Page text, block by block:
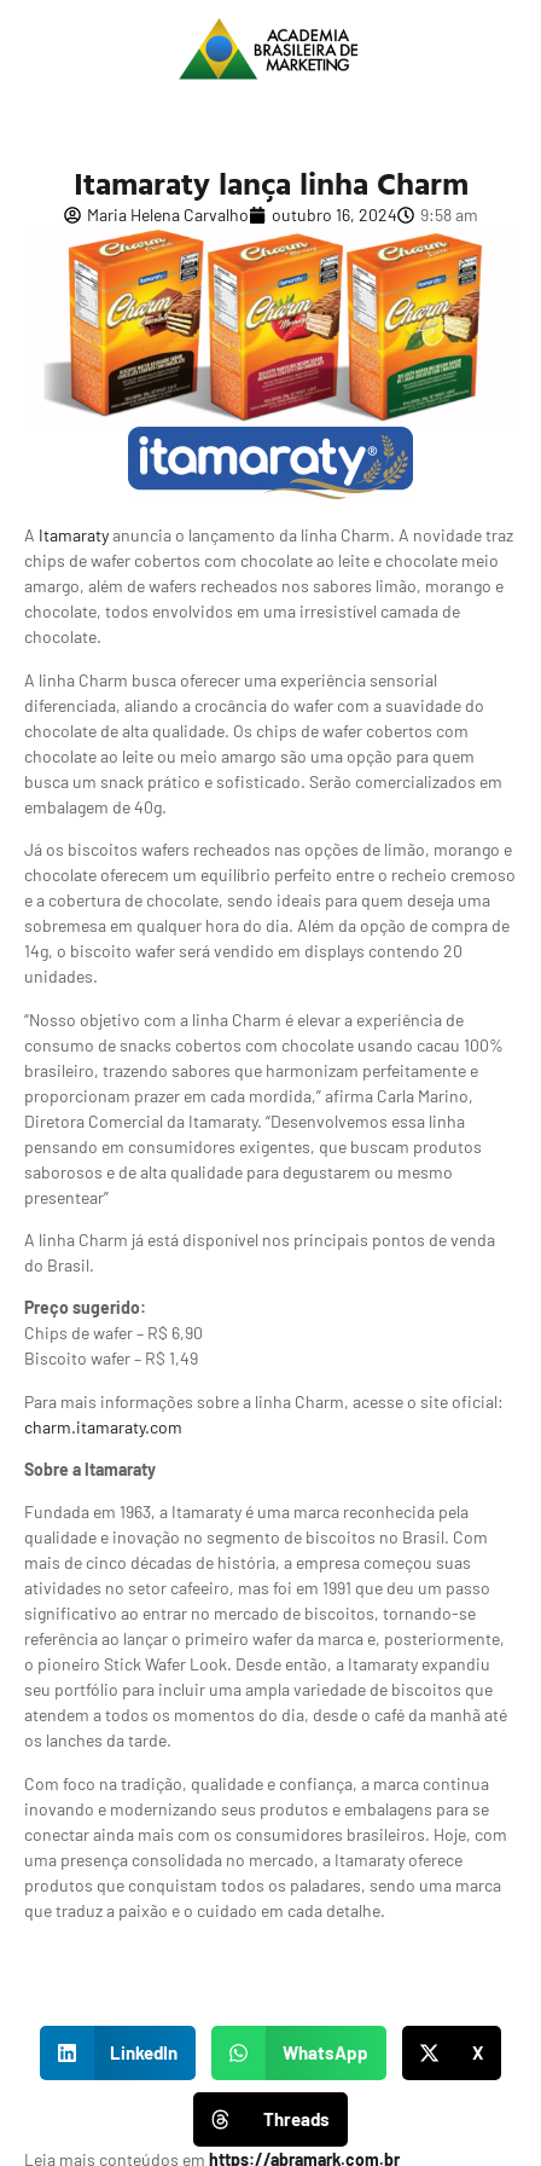
Itamaraty lança linha Charm
Maria Helena Carvalho outubro 16, 2024 9:58 am
A Itamaratyanuncia o lançamento da linha Charm. A novidade traz
chips de wafer cobertos com chocolate ao leite e chocolate meio
amargo, além de wafers recheados nos sabores limão, morango e
chocolate, todos envolvidos em uma irresistível camada de
chocolate.
A linha Charm busca oferecer uma experiência sensorial
diferenciada, aliando a crocância do wafer com a suavidade do
chocolate de alta qualidade. Os chips de wafer cobertos com
chocolate ao leite ou meio amargo são uma opção para quem
busca um snack prático e sofisticado. Serão comercializados em
embalagem de 40g.
Já os biscoitos wafers recheados nas opções de limão, morango e
chocolate oferecem um equilíbrio perfeito entre o recheio cremoso
e a cobertura de chocolate, sendo ideais para quem deseja uma
sobremesa em qualquer hora do dia. Além da opção de compra de
14g, o biscoito wafer será vendido em displays contendo 20
unidades.
“Nosso objetivo com a linha Charm é elevar a experiência de
consumo de snacks cobertos com chocolate usando cacau 100%
brasileiro, trazendo sabores que harmonizam perfeitamente e
proporcionam prazer em cada mordida,” afirma Carla Marino,
Diretora Comercial da Itamaraty. “Desenvolvemos essa linha
pensando em consumidores exigentes, que buscam produtos
saborosos e de alta qualidade para degustarem ou mesmo
presentear”
A linha Charm já está disponível nos principais pontos de venda
do Brasil.
Preço sugerido:
Chips de wafer – R$ 6,90
Biscoito wafer – R$ 1,49
Para mais informações sobre a linha Charm, acesse o site oficial:
charm.itamaraty.com
Sobre a Itamaraty
Fundada em 1963, a Itamaraty é uma marca reconhecida pela
qualidade e inovação no segmento de biscoitos no Brasil. Com
mais de cinco décadas de história, a empresa começou suas
atividades no setor cafeeiro, mas foi em 1991 que deu um passo
significativo ao entrar no mercado de biscoitos, tornando-se
referência ao lançar o primeiro wafer da marca e, posteriormente,
o pioneiro Stick Wafer Look. Desde então, a Itamaraty expandiu
seu portfólio para incluir uma ampla variedade de biscoitos que
atendem a todos os momentos do dia, desde o café da manhã até
os lanches da tarde.
Com foco na tradição, qualidade e confiança, a marca continua
inovando e modernizando seus produtos e embalagens para se
conectar ainda mais com os consumidores brasileiros. Hoje, com
uma presença consolidada no mercado, a Itamaraty oferece
produtos que conquistam todos os paladares, sendo uma marca
que traduz a paixão e o cuidado em cada detalhe.
LinkedIn WhatsApp X
Threads
Leia mais conteúdos em https://abramark.com.br